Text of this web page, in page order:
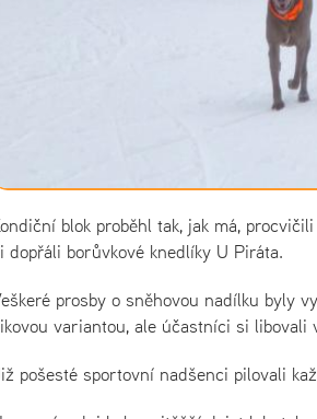
blok proběhl tak, jak má,
dopřáli borůvkové knedlíky U Piráta.
prosby o sněhovou nadílku byly
variantou, ale účastníci si
pošesté sportovní nadšenci pilovali